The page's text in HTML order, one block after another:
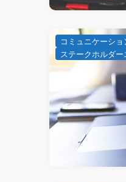
コミュニケーショ
ステークホルダ